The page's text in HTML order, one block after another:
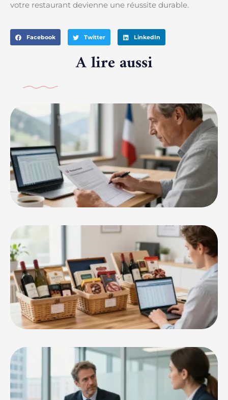
votre restaurant devienne une réussite durable.
Facebook Twitter LinkedIn
A lire aussi